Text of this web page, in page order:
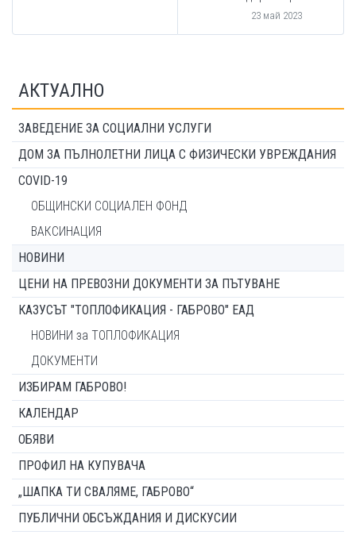
23 май 2023
АКТУАЛНО
ЗАВЕДЕНИЕ ЗА СОЦИАЛНИ УСЛУГИ
ДОМ ЗА ПЪЛНОЛЕТНИ ЛИЦА С ФИЗИЧЕСКИ УВРЕЖДАНИЯ
COVID-19
ОБЩИНСКИ СОЦИАЛЕН ФОНД
ВАКСИНАЦИЯ
НОВИНИ
ЦЕНИ НА ПРЕВОЗНИ ДОКУМЕНТИ ЗА ПЪТУВАНЕ
КАЗУСЪТ "ТОПЛОФИКАЦИЯ - ГАБРОВО" ЕАД
НОВИНИ за ТОПЛОФИКАЦИЯ
ДОКУМЕНТИ
ИЗБИРАМ ГАБРОВО!
КАЛЕНДАР
ОБЯВИ
ПРОФИЛ НА КУПУВАЧА
„ШАПКА ТИ СВАЛЯМЕ, ГАБРОВО“
ПУБЛИЧНИ ОБСЪЖДАНИЯ И ДИСКУСИИ